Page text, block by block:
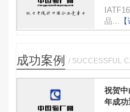
品...
成功案例 / SUCCESSFUL
祝贺中
年成